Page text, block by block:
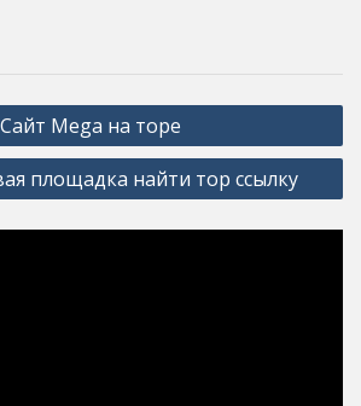
Сайт Mega на торе
площадка найти тор ссылку